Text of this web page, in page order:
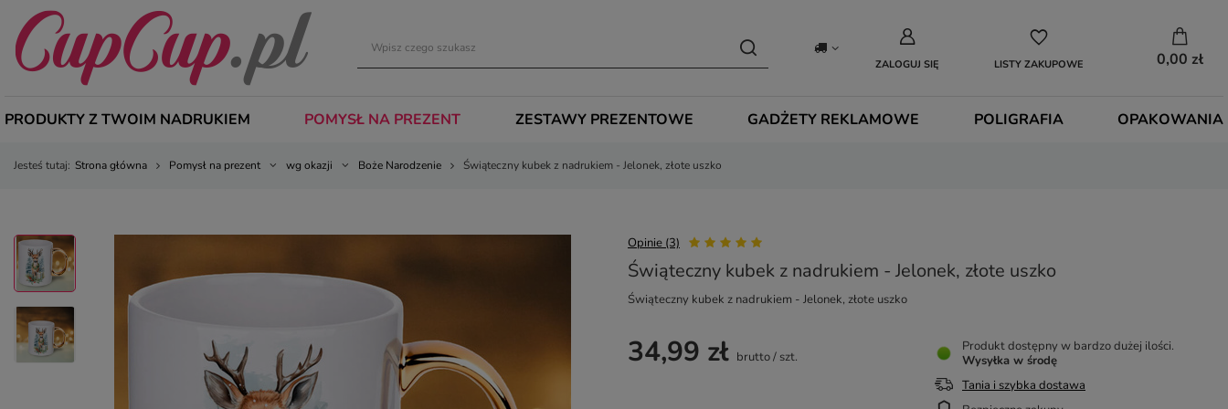
ZALOGUJ SIĘ LISTY ZAKUPOWE 0,00 zł
PRODUKTY Z TWOIM NADRUKIEM POMYSŁ NA PREZENT ZESTAWY PREZENTOWE GADŻETY REKLAMOWE POLIGRAFIA OPAKOWANIA
Jesteś tutaj: Strona główna Pomysł na prezent wg okazji Boże Narodzenie Świąteczny kubek z nadrukiem - Jelonek, złote uszko
Opinie (3)
Świąteczny kubek z nadrukiem - Jelonek, złote uszko
Świąteczny kubek z nadrukiem - Jelonek, złote uszko
34,99 zł brutto/ szt.
Produkt dostępny w bardzo dużej ilości
Wysyłka w środę
Tania i szybka dostawa